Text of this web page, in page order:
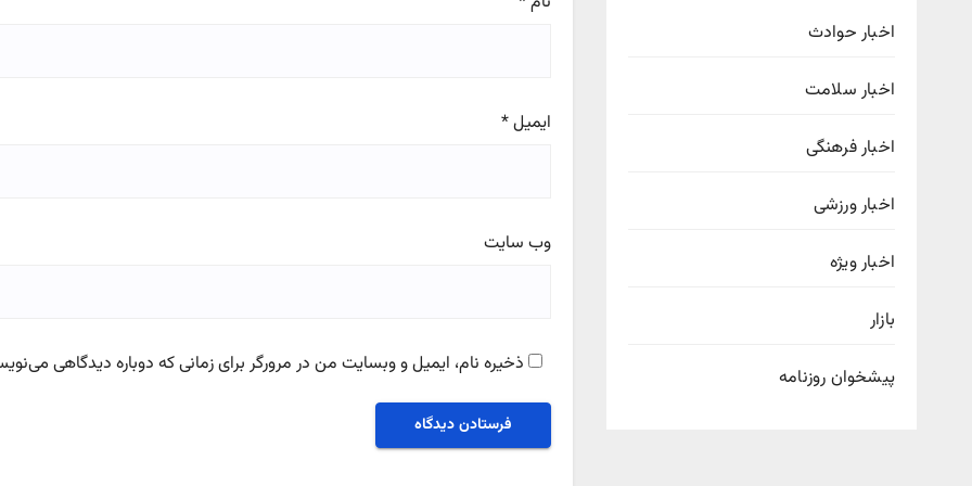
اخبار حوادث
اخبار سلامت
اخبار فرهنگی
اخبار ورزشی
اخبار ویژه
بازار
پیشخوان روزنامه
ایمیل*
وب‌ سایت
ذخیره نام، ایمیل و وبسایت من در مرورگر برای زمانی که دوباره دیدگاهی